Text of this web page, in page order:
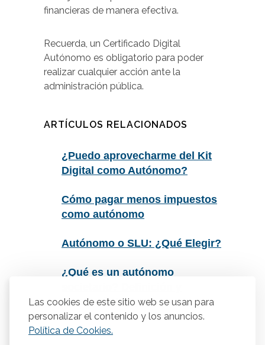
Las cookies de este sitio web se usan para
personalizar el contenido y los anuncios.
Política de Cookies.
financieras de manera efectiva.
Recuerda, un Certificado Digital
Autónomo es obligatorio para poder
realizar cualquier acción ante la
administración pública.
ARTÍCULOS RELACIONADOS
¿Puedo aprovecharme del Kit
Digital como Autónomo?
Cómo pagar menos impuestos
como autónomo
Autónomo o SLU: ¿Qué Elegir?
¿Qué es un autónomo
características